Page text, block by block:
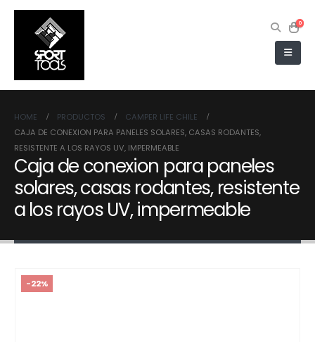
0
HOME PRODUCTOS
CAMPER LIFE CHILE
CAJA DE CONEXION PARA PANELES SOLARES, CASAS RODANTES,
RESISTENTE A LOS RAYOS UV, IMPERMEABLE
Caja de conexion para paneles
solares, casas rodantes, resistente
a los rayos UV, impermeable
-22%